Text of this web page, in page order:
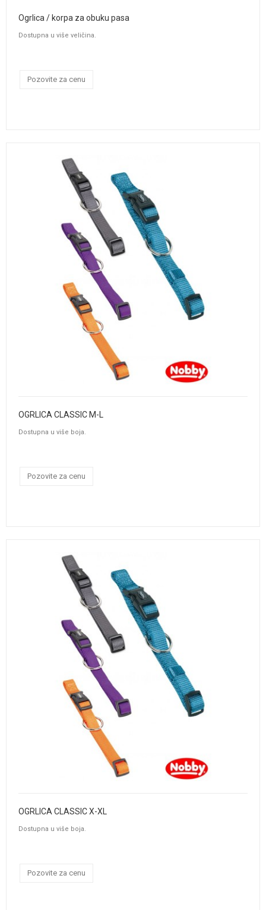
Ogrlica / korpa za obuku pasa
Dostupna u više veličina.
Pozovite za cenu
OGRLICA CLASSIC M-L
Dostupna u više boja.
Pozovite za cenu
OGRLICA CLASSIC X-XL
Dostupna u više boja.
Pozovite za cenu